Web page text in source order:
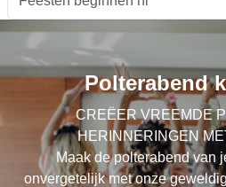
Polterabend
CREËER VREEMDE
HERINNERINGEN
Maak de polterabend van
onvergetelijk met onze